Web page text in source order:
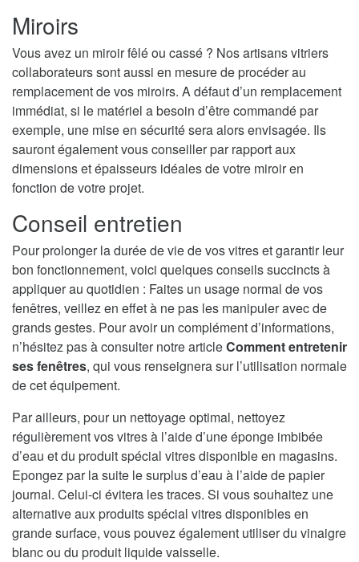
Miroirs
Vous avez un miroir fêlé ou cassé ? Nos artisans vitriers
collaborateurs sont aussi en mesure de procéder au
remplacement de vos miroirs. A défaut d’un remplacement
immédiat, si le matériel a besoin d’être commandé par
exemple, une mise en sécurité sera alors envisagée. Ils
sauront également vous conseiller par rapport aux
dimensions et épaisseurs idéales de votre miroir en
fonction de votre projet.
Conseil entretien
Pour prolonger la durée de vie de vos vitres et garantir leur
bon fonctionnement, voici quelques conseils succincts à
appliquer au quotidien : Faites un usage normal de vos
fenêtres, veillez en effet à ne pas les manipuler avec de
grands gestes. Pour avoir un complément d’informations,
n’hésitez pas à consulter notre articleComment entretenir
ses fenêtres, qui vous renseignera sur l’utilisation normale
de cet équipement.
Par ailleurs, pour un nettoyage optimal, nettoyez
régulièrement vos vitres à l’aide d’une éponge imbibée
d’eau et du produit spécial vitres disponible en magasins.
Epongez par la suite le surplus d’eau à l’aide de papier
journal. Celui-ci évitera les traces. Si vous souhaitez une
alternative aux produits spécial vitres disponibles en
grande surface, vous pouvez également utiliser du vinaigre
blanc ou du produit liquide vaisselle.